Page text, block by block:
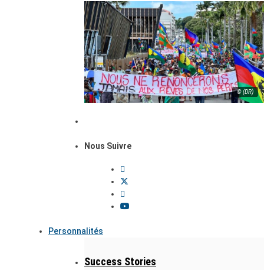
© (DR)
Nous Suivre
Personnalités
Success Stories